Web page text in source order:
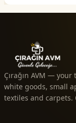
Çırağın AVM —
white goods, small
textiles and